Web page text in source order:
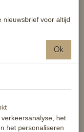
nieuwsbrief voor altijd
Ok
het
het personaliseren